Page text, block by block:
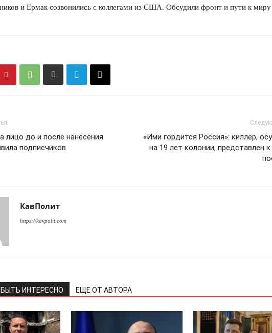
Реклама
и Ермак созвонились с коллегами из США. Обсудили фронт и пути к миру
лицо до и после нанесения
подписчиков
«Ими гордится Россия»: киллер,
на 19 лет колонии, представлен к
КавПолит
https://kavpolit.com
ИНТЕРЕСНО ЕЩЕ ОТ АВТОРА